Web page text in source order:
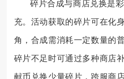
碎片合成与商店兑换是
充。活动获取的碎片可在化
角，合成需消耗一定数量的
碎片不足时可通过多种商店
献币兑换少量碎片，跨服商